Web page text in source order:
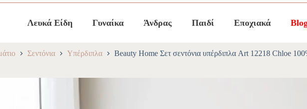
Λευκά Είδη Γυναίκα Άνδρας Παιδί Εποχιακά
Σεντόνια Υπέρδιπλα Beauty Home Σετ σεντόνια υπέρδιπλα Art 12218 Chloe